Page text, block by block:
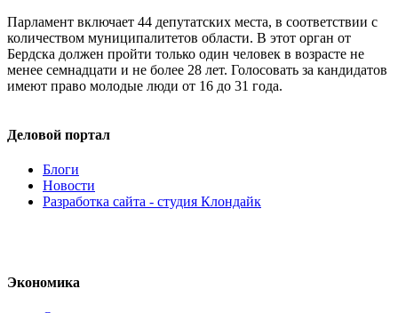
Парламент включает 44 депутатских места, в соответствии с
количеством муниципалитетов области. В этот орган от
Бердска должен пройти только один человек в возрасте не
менее семнадцати и не более 28 лет. Голосовать за кандидатов
имеют право молодые люди от 16 до 31 года.
Деловой портал
Блоги
Новости
Разработка сайта - студия Клондайк
Экономика